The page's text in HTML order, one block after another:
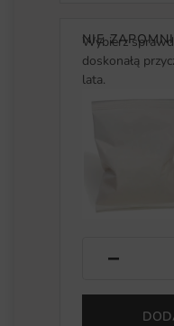
NIE
Wybierz
doskonałą
lata.
−